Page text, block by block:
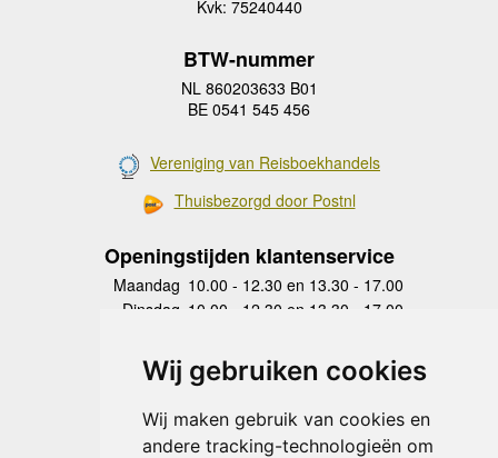
Wij gebruiken cookies
Wij maken gebruik van cookies en
andere tracking-technologieën om
Kvk: 75240440
BTW-nummer
NL 860203633 B01
BE 0541 545 456
Vereniging van Reisboekhandels
Thuisbezorgd door Postnl
Openingstijden klantenservice
Maandag 10.00 - 12.30 en 13.30 - 17.00
Dinsdag 10.00 - 12.30 en 13.30 - 17.00
Donderdag
10.00 - 12.30 en 13.30 - 17.00
Vrijdag 10.00 - 12.30 en 13.30 - 17.00
Zaterdag
gesloten
Zondag gesloten